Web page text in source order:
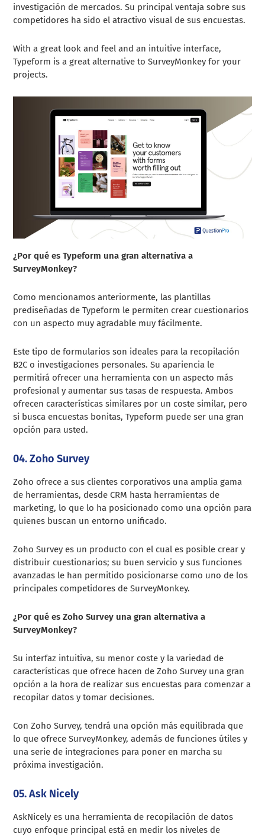
investigación de mercados. Su principal ventaja sobre sus
competidores ha sido el atractivo visual de sus encuestas.
With a great look and feel and an intuitive interface,
Typeform is a great alternative to SurveyMonkey for your
projects.
¿Por qué es Typeform una gran alternativa a
SurveyMonkey?
Como mencionamos anteriormente, las plantillas
prediseñadas de Typeform le permiten crear cuestionarios
con un aspecto muy agradable muy fácilmente.
Este tipo de formularios son ideales para la recopilación
B2C o investigaciones personales. Su apariencia le
permitirá ofrecer una herramienta con un aspecto más
profesional y aumentar sus tasas de respuesta. Ambos
ofrecen características similares por un coste similar, pero
si busca encuestas bonitas, Typeform puede ser una gran
opción para usted.
04. Zoho Survey
Zoho ofrece a sus clientes corporativos una amplia gama
de herramientas, desde CRM hasta herramientas de
marketing, lo que lo ha posicionado como una opción para
quienes buscan un entorno unificado.
Zoho Survey es un producto con el cual es posible crear y
distribuir cuestionarios; su buen servicio y sus funciones
avanzadas le han permitido posicionarse como uno de los
principales competidores de SurveyMonkey.
¿Por qué es Zoho Survey una gran alternativa a
SurveyMonkey?
Su interfaz intuitiva, su menor coste y la variedad de
características que ofrece hacen de Zoho Survey una gran
opción a la hora de realizar sus encuestas para comenzar a
recopilar datos y tomar decisiones.
Con Zoho Survey, tendrá una opción más equilibrada que
lo que ofrece SurveyMonkey, además de funciones útiles y
una serie de integraciones para poner en marcha su
próxima investigación.
05. Ask Nicely
AskNicely es una herramienta de recopilación de datos
cuyo enfoque principal está en medir los niveles de